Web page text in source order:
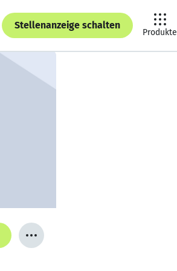
Stellenanzeige schalten
Produkte